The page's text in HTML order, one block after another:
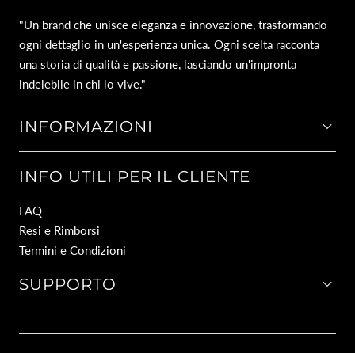
"Un brand che unisce eleganza e innovazione, trasformando
ogni dettaglio in un'esperienza unica. Ogni scelta racconta
una storia di qualità e passione, lasciando un'impronta
indelebile in chi lo vive."
INFORMAZIONI
INFO UTILI PER IL CLIENTE
FAQ
Resi e Rimborsi
Termini e Condizioni
SUPPORTO